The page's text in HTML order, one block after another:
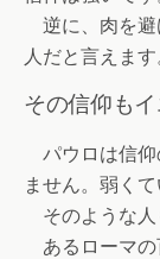
逆に、肉を避
人だと言えます
その信仰も
パウロは信仰
ません。弱くて
そのような人
あるローマの